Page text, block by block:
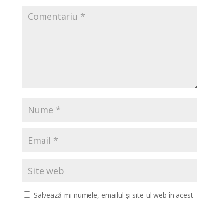
Salvează-mi numele, emailul și site-ul web în acest